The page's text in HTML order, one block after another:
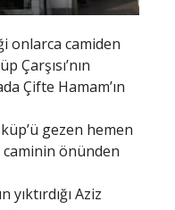
onlarca camiden
Çarşısı’nın
Çifte Hamam’ın
gezen hemen
caminin önünden
yıktırdığı Aziz